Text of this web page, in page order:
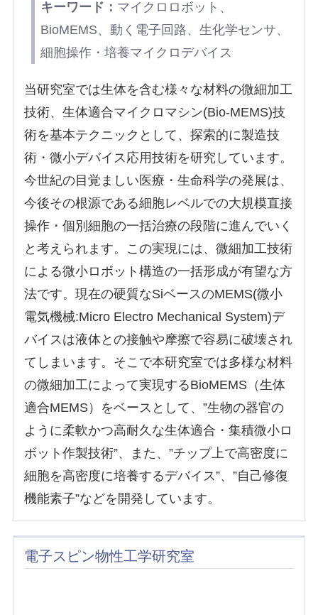
キーワード： マイクロロボット、
BioMEMS、動く電子回路、生化学センサ、
細胞操作・培養マイクロデバイス
当研究室では生体を含む様々な材料の微細加工
技術、生体適合マイクロマシン(Bio-MEMS)技
術を基本テクニックとして、探索的に製造技
術・微小デバイス応用技術を研究しています。
今世紀の目覚ましい医療・生命科学の発展は、
今後その根源である細胞レベルでの大規模直接
操作・個別細胞の一括治療の段階に進んでいく
と考えられます。この実現には、微細加工技術
による微小ロボット構造の一括形成が有望な方
法です。現在の硬質なSiベースのMEMS(微小
電気機械:Micro Electro Mechanical System)デ
バイスは液体との接触や摩擦で容易に破壊され
てしまいます。そこで本研究室では多様な材料
の微細加工によって実現するBioMEMS（生体
適合MEMS）をベースとして、”生物の器官の
ように柔軟かつ高耐久な生体適合・集積微小ロ
ボット作製技術”、また、”チップ上で高密度に
細胞を高密度に培養するデバイス”、”自己修復
機能素子”などを開発しています。
電子スピン物性工学研究室